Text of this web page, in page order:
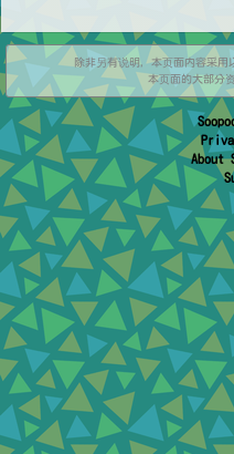
除非另有说明，本页面内容采用
本页面的大部分
About